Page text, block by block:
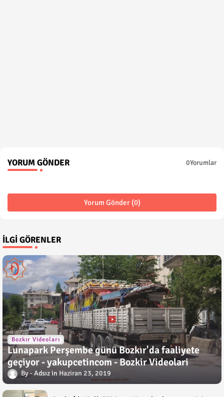
YORUM GÖNDER 0Yorumlar
Yorum Gönder (0)
İLGI GÖRENLER
Bozkır Videoları
Lunapark Perşembe günü Bozkır'da faaliyete
geçiyor - yakupcetincom - Bozkir Videolari
Adsız Haziran 23, 2019